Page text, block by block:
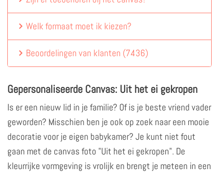
Welk formaat moet ik kiezen?
Beoordelingen van klanten (7436)
Gepersonaliseerde Canvas: Uit het ei gekropen
Is er een nieuw lid in je familie? Of is je beste vriend vader
geworden? Misschien ben je ook op zoek naar een mooie
decoratie voor je eigen babykamer? Je kunt niet fout
gaan met de canvas foto "Uit het ei gekropen". De
kleurrijke vormgeving is vrolijk en brengt je meteen in een